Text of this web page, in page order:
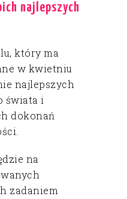
najlepszych
który ma
w kwietniu
najlepszych
świata i
dokonań
na
zadaniem